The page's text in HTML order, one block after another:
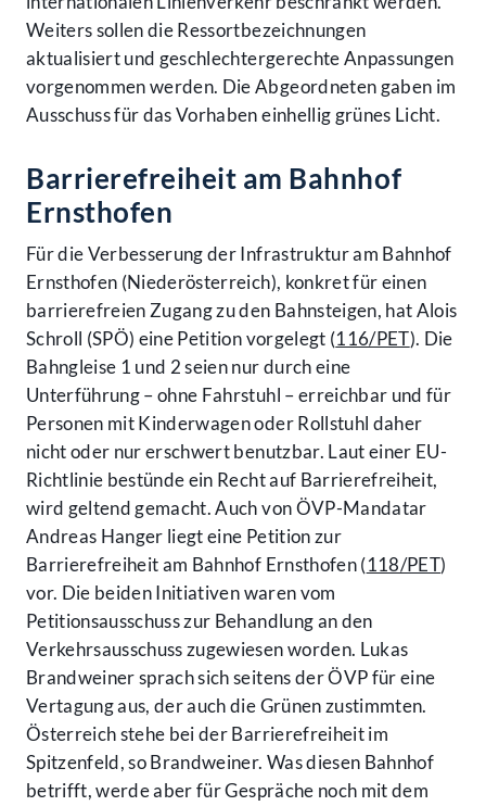
Weiters sollen die Ressortbezeichnungen
aktualisiert und geschlechtergerechte Anpassungen
vorgenommen werden. Die Abgeordneten gaben im
Ausschuss für das Vorhaben einhellig grünes Licht.
Barrierefreiheit am Bahnhof
Ernsthofen
Für die Verbesserung der Infrastruktur am Bahnhof
Ernsthofen (Niederösterreich), konkret für einen
barrierefreien Zugang zu den Bahnsteigen, hat Alois
Schroll (SPÖ) eine Petition vorgelegt (116/PET). Die
Bahngleise 1 und 2 seien nur durch eine
Unterführung – ohne Fahrstuhl – erreichbar und für
Personen mit Kinderwagen oder Rollstuhl daher
nicht oder nur erschwert benutzbar. Laut einer EU-
Richtlinie bestünde ein Recht auf Barrierefreiheit,
wird geltend gemacht. Auch von ÖVP-Mandatar
Andreas Hanger liegt eine Petition zur
Barrierefreiheit am Bahnhof Ernsthofen (118/PET)
vor. Die beiden Initiativen waren vom
Petitionsausschuss zur Behandlung an den
Verkehrsausschuss zugewiesen worden. Lukas
Brandweiner sprach sich seitens der ÖVP für eine
Vertagung aus, der auch die Grünen zustimmten.
Österreich stehe bei der Barrierefreiheit im
Spitzenfeld, so Brandweiner. Was diesen Bahnhof
betrifft, werde aber für Gespräche noch mit dem